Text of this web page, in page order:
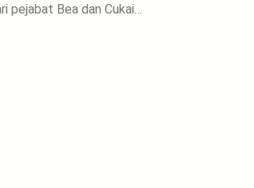
pejabat Bea dan Cukai…